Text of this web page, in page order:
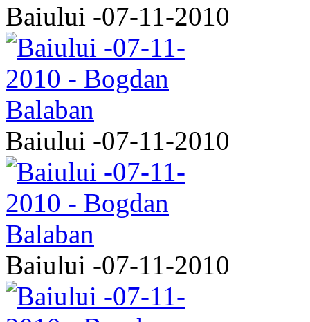
Baiului -07-11-2010
Baiului -07-11-2010
Baiului -07-11-2010